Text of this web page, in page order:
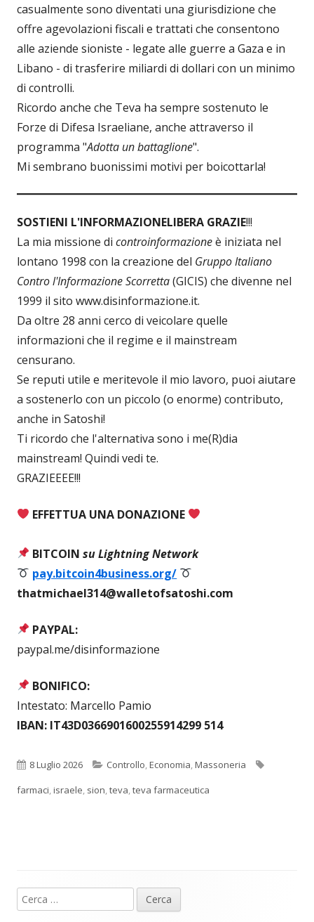
casualmente sono diventati una giurisdizione che
offre agevolazioni fiscali e trattati che consentono
alle aziende sioniste - legate alle guerre a Gaza e in
Libano - di trasferire miliardi di dollari con un minimo
di controlli.
Ricordo anche che Teva ha sempre sostenuto le
Forze di Difesa Israeliane, anche attraverso il
programma "Adotta un battaglione".
Mi sembrano buonissimi motivi per boicottarla!
SOSTIENI L'INFORMAZIONELIBERA GRAZIE!!!
La mia missione di controinformazioneè iniziata nel
lontano 1998 con la creazione del Gruppo Italiano
Contro l'Informazione Scorretta(GICIS) che divenne nel
1999 il sito www.disinformazione.it.
Da oltre 28 anni cerco di veicolare quelle
informazioni che il regime e il mainstream
censurano.
Se reputi utile e meritevole il mio lavoro, puoi aiutare
a sostenerlo con un piccolo (o enorme) contributo,
anche in Satoshi!
Ti ricordo che l'alternativa sono i me(R)dia
mainstream! Quindi vedi te.
GRAZIEEEE!!!
EFFETTUA UNA DONAZIONE
BITCOIN su Lightning Network
pay.bitcoin4business.org/
thatmichael314@walletofsatoshi.com
PAYPAL:
paypal.me/disinformazione
BONIFICO:
Intestato: Marcello Pamio
IBAN: IT43D0366901600255914299 514
Pubblicato
8 Luglio 2026 Categorie
Controllo,Economia,Massoneria
farmaci,israele, sion,teva,teva farmaceutica
Barra
Ricerca
per: